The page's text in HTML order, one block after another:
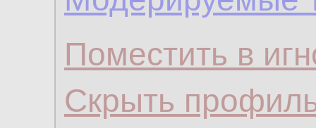
Поместить в
Скрыть